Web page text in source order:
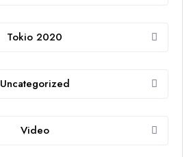
Tokio 2020
Uncategorized
Video